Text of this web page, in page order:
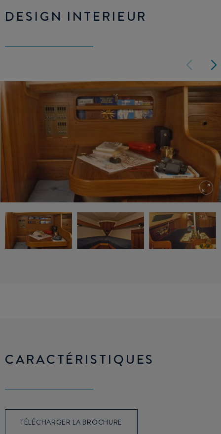
DESIGN INTERIEUR
CARACTÉRISTIQUES
TÉLÉCHARGER LA BROCHURE